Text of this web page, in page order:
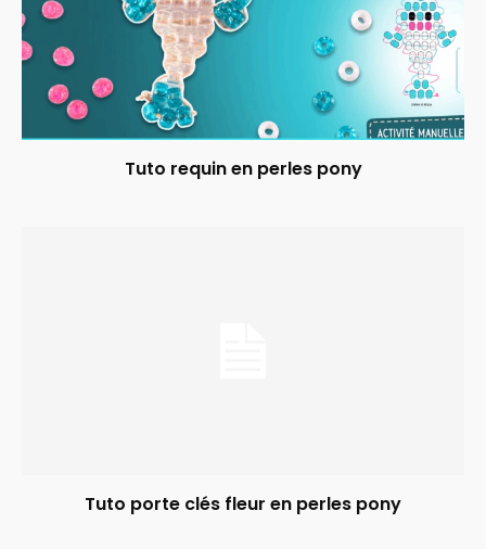
Tuto requin en perles pony
Tuto porte clés fleur en perles pony